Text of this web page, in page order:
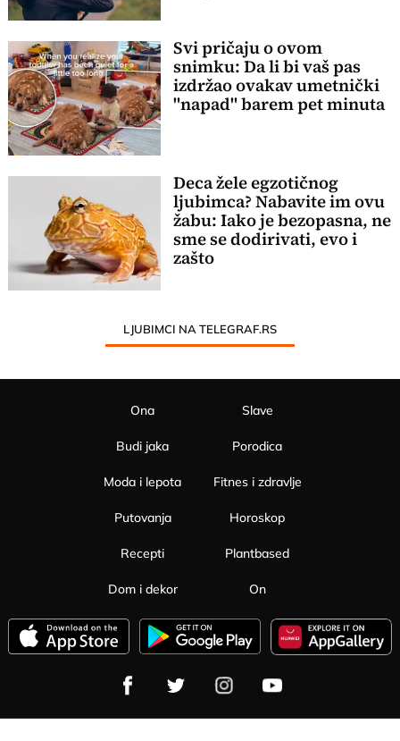
Svi pričaju o ovom
snimku: Da li bi vaš pas
izdržao ovakav umetnički
"napad" barem pet minuta
Deca žele egzotičnog
ljubimca? Nabavite im ovu
žabu: Iako je bezopasna, ne
sme se dodirivati, evo i
zašto
LJUBIMCI NA TELEGRAF.RS
Ona
Budi jaka
Moda i lepota
Slave
Porodica
Fitnes i zdravlje
Putovanja
Recepti
Dom i dekor
Horoskop
Plantbased
On